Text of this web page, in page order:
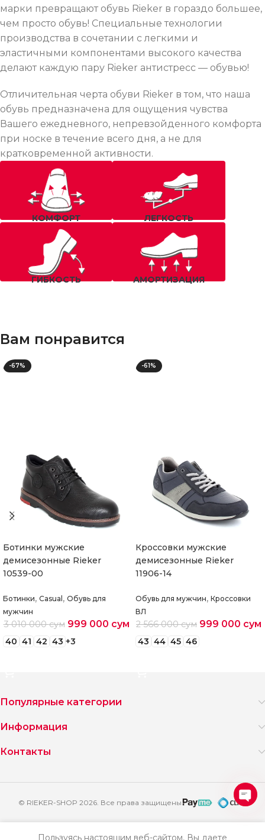
марки превращают обувь Rieker в гораздо большее,
чем просто обувь! Специальные технологии
производства в сочетании с легкими и
эластичными компонентами высокого качества
делают каждую пару Rieker антистресс — обувью!
Отличительная черта обуви Rieker в том, что наша
обувь предназначена для ощущения чувства
Вашего ежедневного, непревзойденного комфорта
при носке в течение всего дня, а не для
кратковременной активности.
КОМФОРТ ЛЕГКОСТЬ
ГИБКОСТЬ АМОРТИЗАЦИЯ
Вам понравится
-67%
Ботинки мужские
демисезонные Rieker
10539-00
Ботинки, Casual , Обувь для
мужчин
3 010 000сум 999 000 сум
40 41 42 43 +3
-61%
Кроссовки мужские
демисезонные Rieker
11906-14
Обувь для мужчин, Кроссовки
ВЛ
2 566 000сум 999 000 сум
43 44 45 46
Популярные категории
Информация
Контакты
© RIEKER-SHOP 2026. Все права защищены
Пользуясь настоящим веб-сайтом, Вы даете